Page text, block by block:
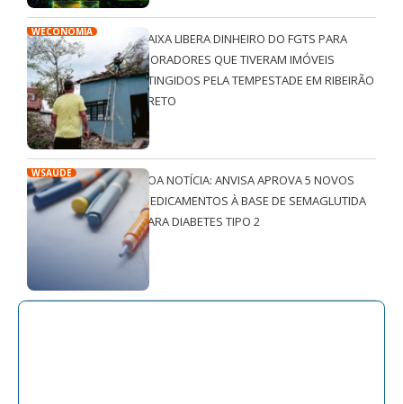
WECONOMIA
CAIXA LIBERA DINHEIRO DO FGTS PARA
MORADORES QUE TIVERAM IMÓVEIS
ATINGIDOS PELA TEMPESTADE EM RIBEIRÃO
PRETO
WSAÚDE
BOA NOTÍCIA: ANVISA APROVA 5 NOVOS
MEDICAMENTOS À BASE DE SEMAGLUTIDA
PARA DIABETES TIPO 2